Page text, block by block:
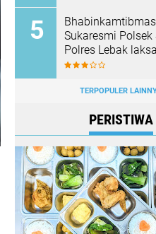
Sukaresmi Polsek
Polres Lebak
Sambang di Desa
TERPOPULER
PERISTIWA